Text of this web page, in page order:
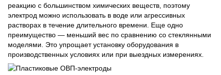
реакцию с большинством химических веществ, поэтому
электрод можно использовать в воде или агрессивных
растворах в течение длительного времени. Еще одно
преимущество — меньший вес по сравнению со стеклянными
моделями. Это упрощает установку оборудования в
производственных условиях или при выездных измерениях.